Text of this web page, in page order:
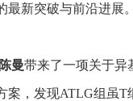
新突破与前沿进展。
曼带来了一项关于异
案，发现ATLG组虽